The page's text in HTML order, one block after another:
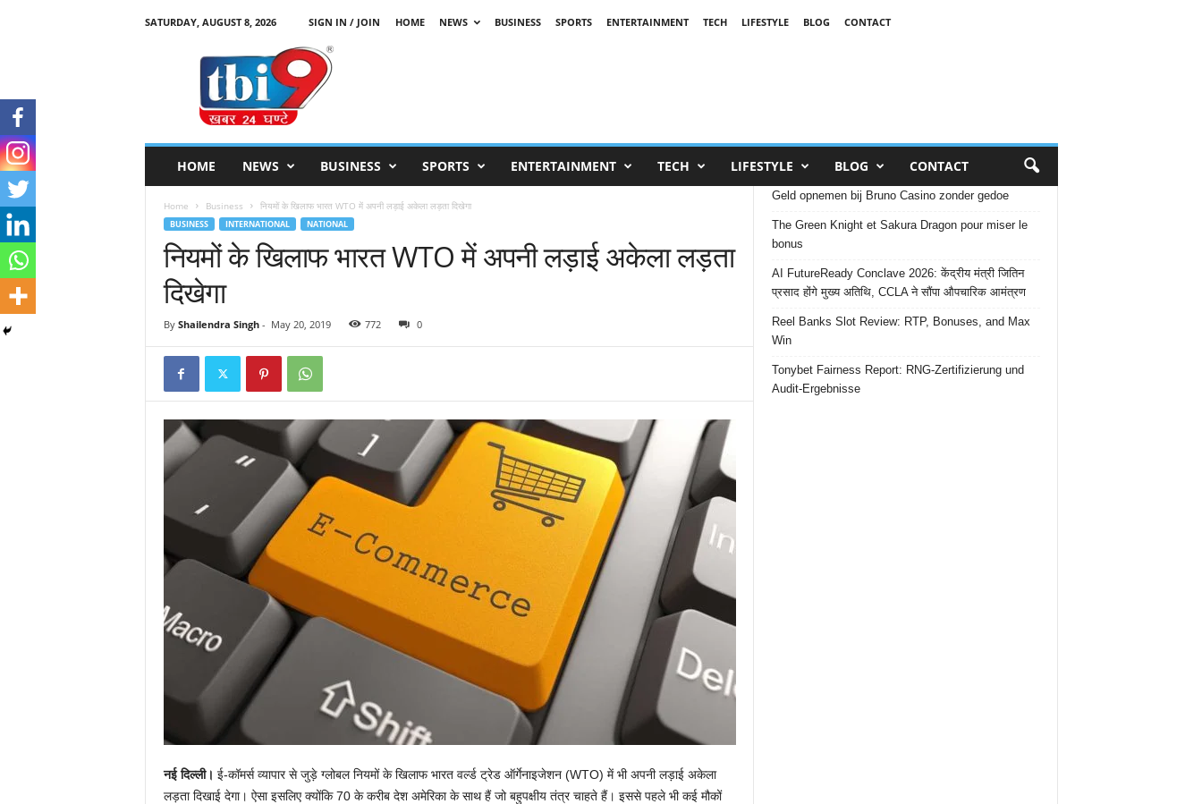
SATURDAY, AUGUST 8, 2026 SIGN IN / JOIN HOME NEWS BUSINESS SPORTS ENTERTAINMENT TECH LIFESTYLE BLOG
CONTACT
HOME NEWS BUSINESS SPORTS ENTERTAINMENT TECH LIFESTYLE BLOG CONTACT
Home Business नियमों के खिलाफ भारत WTO में अपनी लड़ाई अकेला लड़ता दिखेगा
BUSINESS INTERNATIONAL NATIONAL
नियमों के खिलाफ भारत WTO में अपनी लड़ाई अकेला लड़ता
दिखेगा
By Shailendra Singh- May 20, 2019 772 0
नई दिल्ली। ई-कॉमर्स व्यापार से जुड़े ग्लोबल नियमों के खिलाफ भारत वर्ल्ड ट्रेड ऑर्गेनाइजेशन (WTO) में भी अपनी लड़ाई अकेला
लड़ता दिखाई देगा। ऐसा इसलिए क्योंकि 70 के करीब देश अमेरिका के साथ हैं जो बहुपक्षीय तंत्र चाहते हैं। इससे पहले भी कई मौकों
Geld opnemen bij Bruno Casino zonder gedoe
The Green Knight et Sakura Dragon pour miser le
bonus
AI FutureReady Conclave 2026: केंद्रीय मंत्री जितिन
प्रसाद होंगे मुख्य अतिथि, CCLA ने सौंपा औपचारिक आमंत्रण
Reel Banks Slot Review: RTP, Bonuses, and Max
Win
Tonybet Fairness Report: RNG-Zertifizierung und
Audit-Ergebnisse